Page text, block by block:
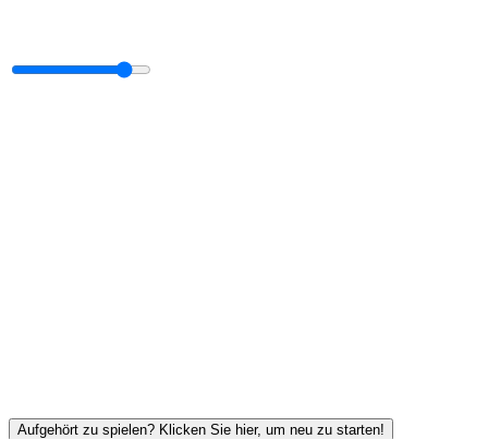
Aufgehört zu spielen? Klicken Sie hier, um neu zu starten!